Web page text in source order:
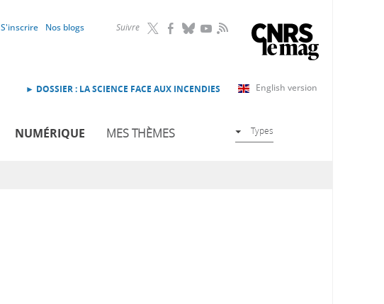
Suivre RSS
S'inscrire Nos blogs
English version
► DOSSIER : LA SCIENCE FACE AUX INCENDIES
NUMÉRIQUE MES THÈMES Types